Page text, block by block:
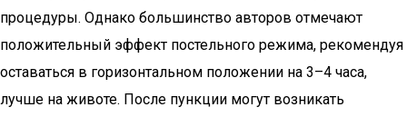
процедуры. Однако большинство авторов отмечают
положительный эффект постельного режима, рекомендуя
оставаться в горизонтальном положении на 3–4 часа,
лучше на животе. После пункции могут возникать